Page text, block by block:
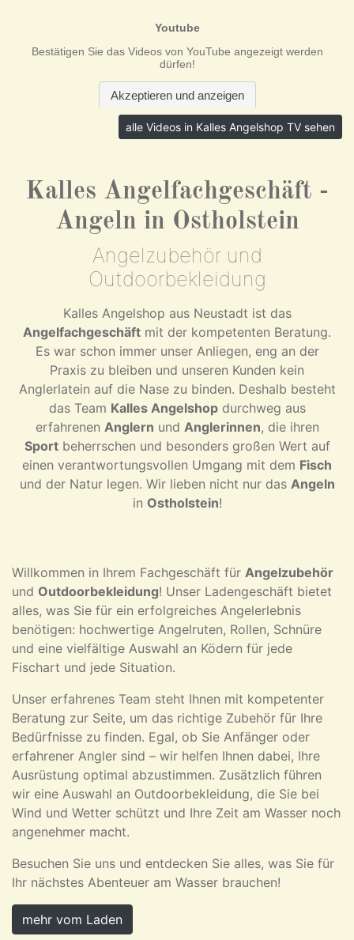
alle Videos in Kalles Angelshop TV sehen
Kalles Angelfachgeschäft -
Angeln in Ostholstein
Angelzubehör und
Outdoorbekleidung
Kalles Angelshop aus Neustadt ist das
Angelfachgeschäft mit der kompetenten Beratung.
Es war schon immer unser Anliegen, eng an der
Praxis zu bleiben und unseren Kunden kein
Anglerlatein auf die Nase zu binden. Deshalb besteht
das Team Kalles Angelshopdurchweg aus
erfahrenen Anglern und Anglerinnen, die ihren
Sportbeherrschen und besonders großen Wert auf
einen verantwortungsvollen Umgang mit dem Fisch
und der Natur legen. Wir lieben nicht nur das Angeln
in Ostholstein!
Willkommen in Ihrem Fachgeschäft für Angelzubehör
und Outdoorbekleidung! Unser Ladengeschäft bietet
alles, was Sie für ein erfolgreiches Angelerlebnis
benötigen: hochwertige Angelruten, Rollen, Schnüre
und eine vielfältige Auswahl an Ködern für jede
Fischart und jede Situation.
Unser erfahrenes Team steht Ihnen mit kompetenter
Beratung zur Seite, um das richtige Zubehör für Ihre
Bedürfnisse zu finden. Egal, ob Sie Anfänger oder
erfahrener Angler sind – wir helfen Ihnen dabei, Ihre
Ausrüstung optimal abzustimmen. Zusätzlich führen
wir eine Auswahl an Outdoorbekleidung, die Sie bei
Wind und Wetter schützt und Ihre Zeit am Wasser noch
angenehmer macht.
Besuchen Sie uns und entdecken Sie alles, was Sie für
Ihr nächstes Abenteuer am Wasser brauchen!
mehr vom Laden